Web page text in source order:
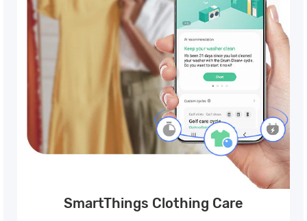
SmartThings Clothing Care